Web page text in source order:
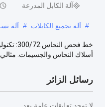
آلة الكابل المدرعة
# آلة تجميع الكابلات # آلة
أسلاك النحاس والجسيمات. مثالي
رسائل الزائر
لا توجد تعليقات عامة بعد